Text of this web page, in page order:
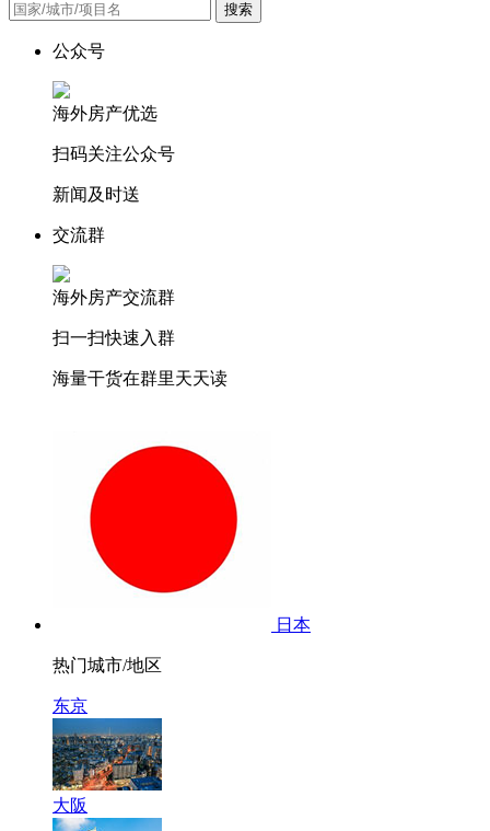
搜索
公众号
海外房产优选
扫码关注公众号
新闻及时送
交流群
海外房产交流群
扫一扫快速入群
海量干货在群里天天读
日本
热门城市/地区
东京
大阪